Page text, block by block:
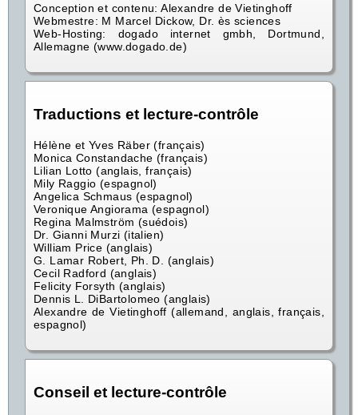
Conception et contenu: Alexandre de Vietinghoff
Webmestre: M Marcel Dickow, Dr. ès sciences
Web-Hosting: dogado internet gmbh, Dortmund,
Allemagne (www.dogado.de)
Traductions et lecture-contrôle
Hélène et Yves Räber (français)
Monica Constandache (français)
Lilian Lotto (anglais, français)
Mily Raggio (espagnol)
Angelica Schmaus (espagnol)
Veronique Angiorama (espagnol)
Regina Malmström (suédois)
Dr. Gianni Murzi (italien)
William Price (anglais)
G. Lamar Robert, Ph. D. (anglais)
Cecil Radford (anglais)
Felicity Forsyth (anglais)
Dennis L. DiBartolomeo (anglais)
Alexandre de Vietinghoff (allemand, anglais, français,
espagnol)
Conseil et lecture-contrôle